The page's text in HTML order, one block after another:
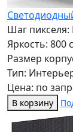
Шаг пикселя:
Яркость: 800
Размер
Тип:
Цена: по
В корзину